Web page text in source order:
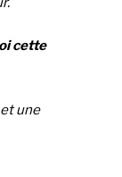
cette
une
rscj